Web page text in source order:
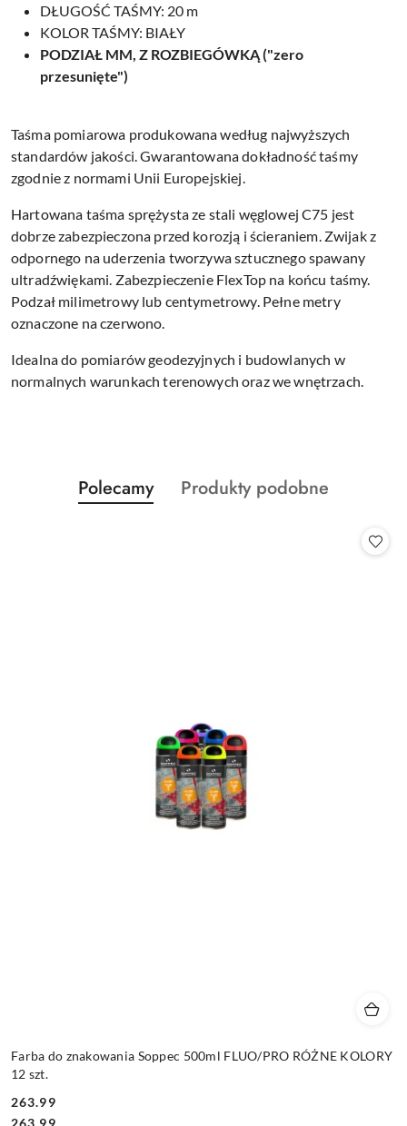
DŁUGOŚĆ TAŚMY: 20 m
KOLOR TAŚMY: BIAŁY
PODZIAŁ MM, Z ROZBIEGÓWKĄ ("zero
przesunięte")
Taśma pomiarowa produkowana według najwyższych
standardów jakości. Gwarantowana dokładność taśmy
zgodnie z normami Unii Europejskiej.
Hartowana taśma sprężysta ze stali węglowej C75 jest
dobrze zabezpieczona przed korozją i ścieraniem. Zwijak z
odpornego na uderzenia tworzywa sztucznego spawany
ultradźwiękami. Zabezpieczenie FlexTop na końcu taśmy.
Podzał milimetrowy lub centymetrowy. Pełne metry
oznaczone na czerwono.
Idealna do pomiarów geodezyjnych i budowlanych w
normalnych warunkach terenowych oraz we wnętrzach.
Pomiń karuzelę produktów
Produkty
o
Polecamy
Produkty
Produkty podobne
Farba do znakowania Soppec 500ml FLUO/PRO RÓŻNE KOLORY
12 szt.
Cena:
263.99
Cena:
263.99